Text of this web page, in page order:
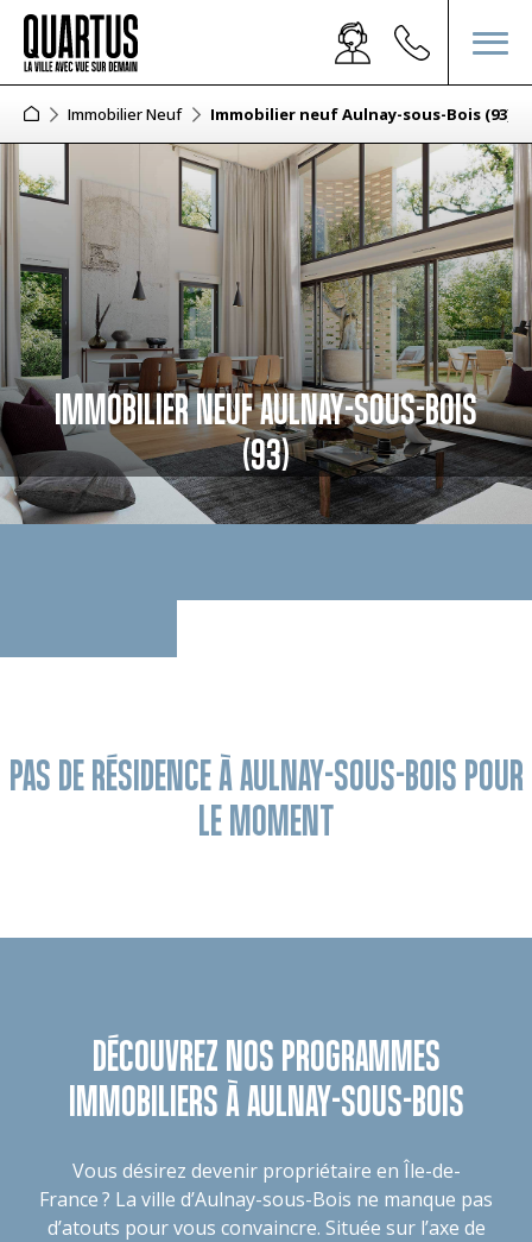
Immobilier Neuf Immobilier neuf Aulnay-sous-Bois (93)
IMMOBILIER NEUF AULNAY-SOUS-BOIS
(93)
PAS DE RÉSIDENCE À AULNAY-SOUS-BOIS POUR
LE MOMENT
DÉCOUVREZ NOS PROGRAMMES
IMMOBILIERS À AULNAY-SOUS-BOIS
Vous désirez devenir propriétaire en Île-de-
France ? La ville d’Aulnay-sous-Bois ne manque pas
d’atouts pour vous convaincre. Située sur l’axe de